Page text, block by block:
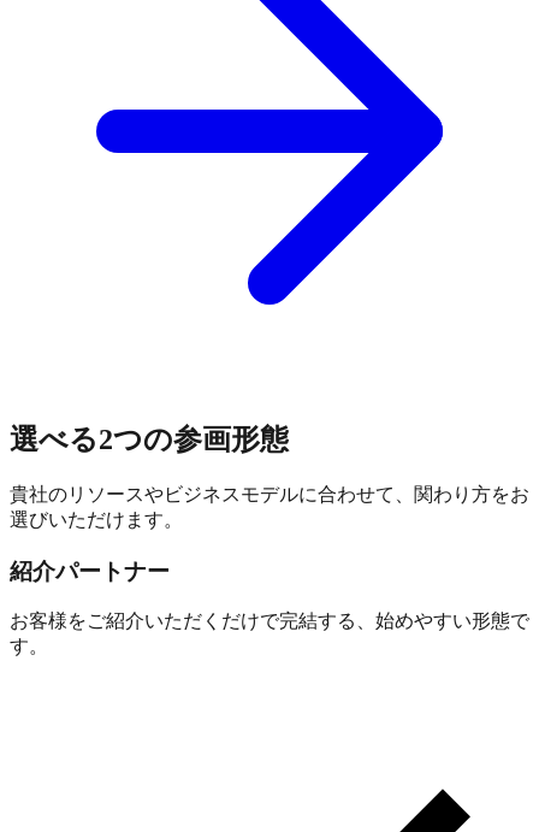
選べる2つの参画形態
貴社のリソースやビジネスモデルに合わせて、関わり方をお
選びいただけます。
紹介パートナー
お客様をご紹介いただくだけで完結する、始めやすい形態で
す。